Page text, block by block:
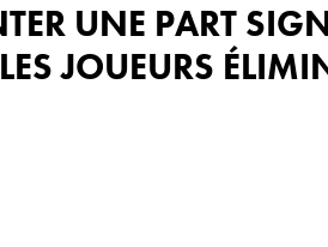
UNE PART
JOUEURS